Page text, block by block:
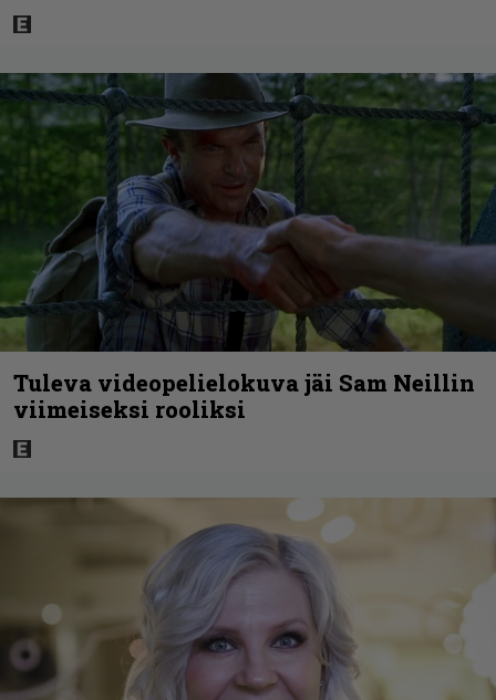
Tuleva videopelielokuva jäi Sam Neillin
viimeiseksi rooliksi